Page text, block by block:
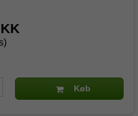
Køb